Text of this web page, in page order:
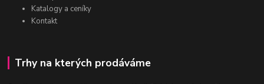
Katalogy a ceníky
Kontakt
Trhy na kterých prodáváme